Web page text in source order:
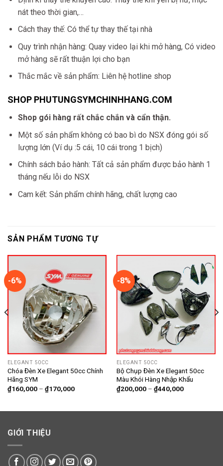
nát theo thời gian,…
Cách thay thế: Có thể tự thay thế tại nhà
Quy trình nhận hàng: Quay video lại khi mở hàng, Có video
mở hàng sẽ rất thuận lợi cho bạn
Thắc mắc về sản phẩm: Liên hệ hotline shop
SHOP PHUTUNGSYMCHINHHANG.COM
Shop gói hàng rất chắc chắn và cẩn thận.
Một số sản phẩm không có bao bì do NSX đóng gói số
lượng lớn (Ví dụ :5 cái, 10 cái trong 1 bịch)
Chính sách bảo hành: Tất cả sản phẩm được bảo hành 1
tháng nếu lỗi do NSX
Cam kết: Sản phẩm chính hãng, chất lượng cao
SẢN PHẨM TƯƠNG TỰ
-6%
ELEGANT 50CC
Chóa Đèn Xe Elegant 50cc Chính
Hãng SYM
₫160,000– ₫170,000
-8%
ELEGANT 50CC
Bộ Chụp Đèn Xe Elegant 50cc
Màu Khói Hàng Nhập Khẩu
₫200,000– ₫440,000
GIỚI THIỆU